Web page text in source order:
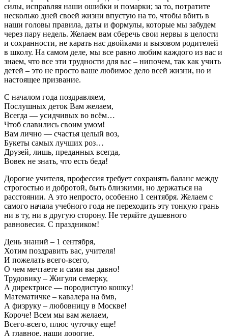
силы, исправляя наши ошибки и помарки; за то, потратите
несколько дней своей жизни впустую на то, чтобы вбить в
наши головы правила, даты и формулы, которые мы забудем
через пару недель. Желаем вам сберечь свои нервы в целости
и сохранности, не карать нас двойками и вызовом родителей
в школу. На самом деле, мы все равно любим каждого из вас и
знаем, что все эти трудности для вас – нипочем, так как учить
детей – это не просто ваше любимое дело всей жизни, но и
настоящее призвание.
С началом года поздравляем,
Послушных деток Вам желаем,
Всегда — усидчивых во всём…
Чтоб славились своим умом!
Вам лично — счастья целый воз,
Букеты самых лучших роз…
Друзей, лишь, преданных всегда,
Вовек не знать, что есть беда!
Дорогие учителя, профессия требует сохранять баланс между
строгостью и добротой, быть близкими, но держаться на
расстоянии. А это непросто, особенно 1 сентября. Желаем с
самого начала учебного года не переходить эту тонкую грань
ни в ту, ни в другую сторону. Не теряйте душевного
равновесия. С праздником!
День знаний – 1 сентября,
Хотим поздравить вас, учителя!
И пожелать всего-всего,
О чем мечтаете и сами вы давно!
Трудовику – Жигули семерку,
А директрисе — породистую кошку!
Математичке – кавалера на бмв,
А физруку – любовницу в Москве!
Короче! Всем мы вам желаем,
Всего-всего, плюс чуточку еще!
А главное, наши дорогие,